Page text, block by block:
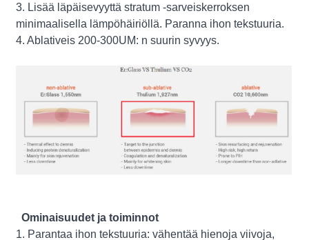
3. Lisää läpäisevyyttä stratum -sarveiskerroksen
minimaalisella lämpöhäiriöllä. Paranna ihon tekstuuria.
4. Ablativeis 200-300UM: n suurin syvyys.
Ominaisuudet ja toiminnot
1. Parantaa ihon tekstuuria: vähentää hienoja viivoja,